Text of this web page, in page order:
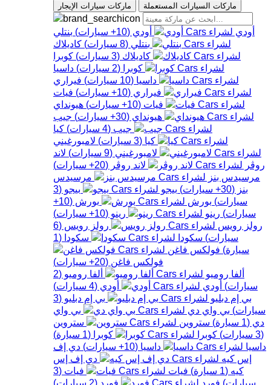
ماركات سيارات الإيجار ماركات السيارات المستعملة
أودي أودي (
10+ سيارات) بنتلي
بنتلي (
8 سيارات) كاديلاك
كاديلاك (
3 سيارات) كوبرا
كوبرا (
2 سيارات) داسيا
داسيا (
10 سيارات) فيراري
فيراري (
10+ سيارات) فيات
فيات (
10+ سيارات) هيونداي
هيونداي (
30+ سيارات) جيب
جيب (
4 سيارات) كيا
كيا (
3 سيارات) لامبورغيني
لامبورغيني (
9 سيارات) لاند
روڤر
لاند روڤر (
20+ سيارات)
مرسيدس بنز
مرسيدس
بنز (
30+ سيارات) بيجو بيجو (
3
سيارات) بورش بورش (
10+
سيارات) رينو رينو (
10+ سيارات)
رولز رويس
رولز رويس (
6
سيارات) سكودا سكودا (
1
سيارة) فولكس فاغن
فولكس فاغن (
20+ سيارات)
ألفا روميو
ألفا روميو (
2
سيارات) أودي أودي (
4 سيارات)
بي إم دبليو
بي إم دبليو (
3
سيارات) بي واي دي
بي واي
دي (
1 سيارة) ستروين
ستروين
(
3 سيارات) كوبرا كوبرا (
1 سيارة)
داسيا
داسيا (
10+ سيارات) دي إف
إس كيه
دي إف إس
كيه (
1 سيارة) فيات فيات (
3